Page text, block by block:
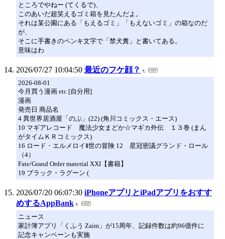
ところでやねー (てくるで)、
このあいだ超笑えるゴミ箱を見たんだよ。
それは某公園にある「もえるゴミ」「もえないゴミ」の箱なのだ
が、
そこに手書きのペンキ文字で「禁犬糞」と書いてある。
意味はわ
2026/07/27 10:04:50 最近のフケ顔？
2026-08-01
今月買う漫画 etc [自分用]
漫画
発売日 商品名
4 異世界居酒屋「のぶ」(22) (角川コミックス・エース)
10 マギアレコード 魔法少女まどか☆マギカ外伝 １３巻 (まん
がタイムＫＲコミックス)
16 ロード・エルメロイⅡ世の冒険 12 星冠密議グランド・ロール
（4）
Fate/Grand Order material XXI【書籍】
19 ブラック・ラグーン (
2026/07/20 06:07:30 iPhoneアプリとiPadアプリをおすす
めするAppBank
ニュース
家計簿アプリ「くふう Zaim」が15周年、記録件数は約96億件に
記念キャンペーンも実施